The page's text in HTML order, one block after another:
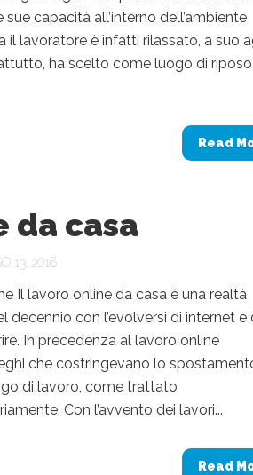
sue capacità all’interno dell’ambiente
il lavoratore è infatti rilassato, a suo
ha scelto come luogo di
Read
da casa
13, 2016
Il lavoro online da casa è una realtà
decennio con l’evolversi di internet e
In precedenza al lavoro online
che costringevano lo
di lavoro, come trattato
Con l’avvento dei lavori...
Read